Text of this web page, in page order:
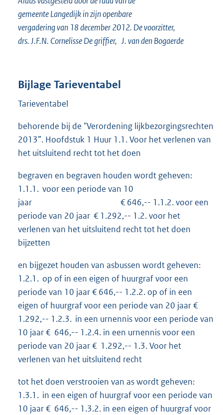
gemeente Langedijk in zijn openbare
vergadering van 18 december 2012. De voorzitter,
drs. J.F.N. Cornelisse De griffier, J. van den Bogaerde
Bijlage Tarieventabel
Tarieventabel
behorende bij de "Verordening lijkbezorgingsrechten
2013”. Hoofdstuk 1 Huur 1.1. Voor het verlenen van
het uitsluitend recht tot het doen
begraven en begraven houden wordt geheven:
1.1.1. voor een periode van 10
jaar € 646,-- 1.1.2. voor een
periode van 20 jaar € 1.292,-- 1.2. voor het
verlenen van het uitsluitend recht tot het doen
bijzetten
en bijgezet houden van asbussen wordt geheven:
1.2.1. op of in een eigen of huurgraf voor een
periode van 10 jaar € 646,-- 1.2.2. op of in een
eigen of huurgraf voor een periode van 20 jaar €
1.292,-- 1.2.3. in een urnennis voor een periode van
10 jaar € 646,-- 1.2.4. in een urnennis voor een
periode van 20 jaar € 1.292,-- 1.3. Voor het
verlenen van het uitsluitend recht
tot het doen verstrooien van as wordt geheven:
1.3.1. in een eigen of huurgraf voor een periode van
10 jaar € 646,-- 1.3.2. in een eigen of huurgraf voor